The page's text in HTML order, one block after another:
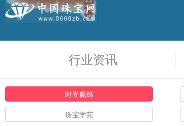
行业资讯
时尚佩饰
珠宝学苑